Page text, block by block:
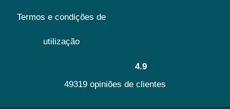
Termos e condições de
utilização
4.9
49319 opiniões de clientes